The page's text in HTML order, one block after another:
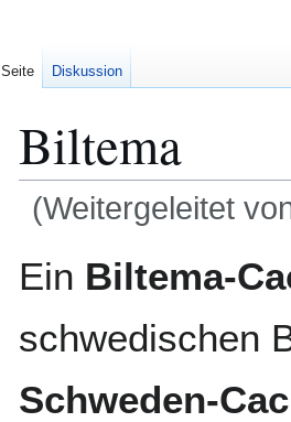
Biltema
(Weitergeleitet
Navigation
Suche
Ein Biltema-
schwedischen
Schweden-
Seite Diskussion